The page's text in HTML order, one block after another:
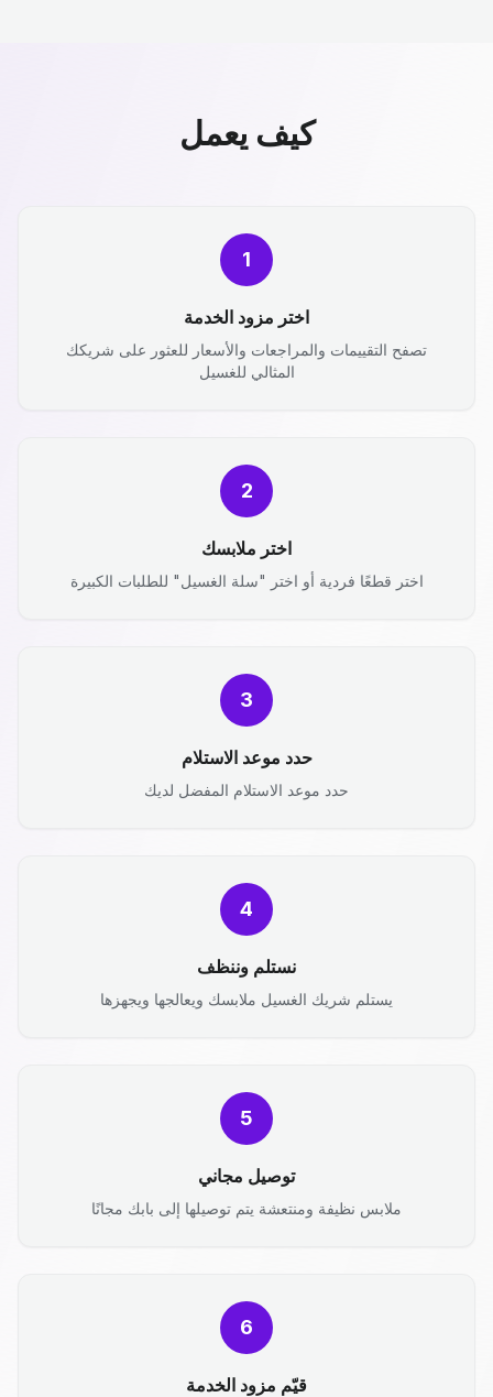
كيف يعمل
1
اختر مزود الخدمة
تصفح التقييمات والمراجعات والأسعار للعثور على شريكك
المثالي للغسيل
2
اختر ملابسك
اختر قطعًا فردية أو اختر "سلة الغسيل" للطلبات الكبيرة
3
حدد موعد الاستلام
حدد موعد الاستلام المفضل لديك
4
نستلم وننظف
يستلم شريك الغسيل ملابسك ويعالجها ويجهزها
5
توصيل مجاني
ملابس نظيفة ومنتعشة يتم توصيلها إلى بابك مجانًا
6
قيّم مزود الخدمة